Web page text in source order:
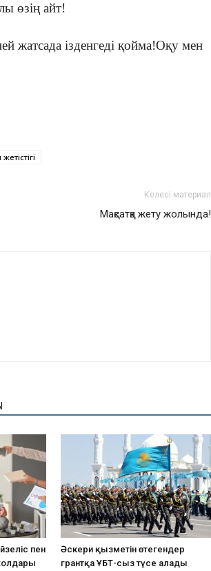
өзің айт!
жатсада ізденгеді қойма!Оқу мен
Келесі материал
Мақсатқа жету жолында!
пен
Әскери қызметін өтегендер
грантқа ҰБТ-сыз түсе алады